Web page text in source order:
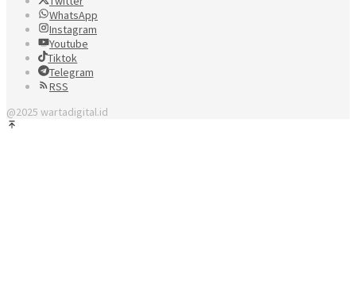
WhatsApp
Instagram
Youtube
Tiktok
Telegram
RSS
@2025 wartadigital.id